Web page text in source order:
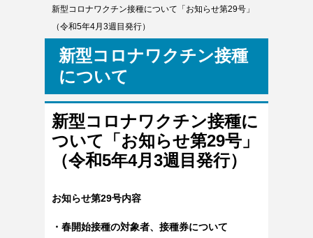
新型コロナワクチン接種について「お知らせ第29号」
（令和5年4月3週目発行）
新型コロナワクチン接種
について
新型コロナワクチン接種に
ついて「お知らせ第29号」
（令和5年4月3週目発行）
お知らせ第29号内容
・春開始接種の対象者、接種券について